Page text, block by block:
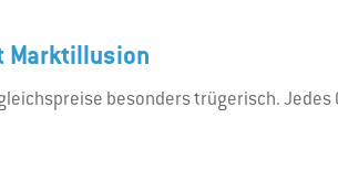
Marktillusion
besonders trügerisch.